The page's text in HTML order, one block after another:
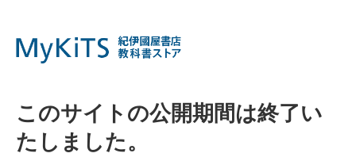
このサイトの公開期間は終了い
たしました。